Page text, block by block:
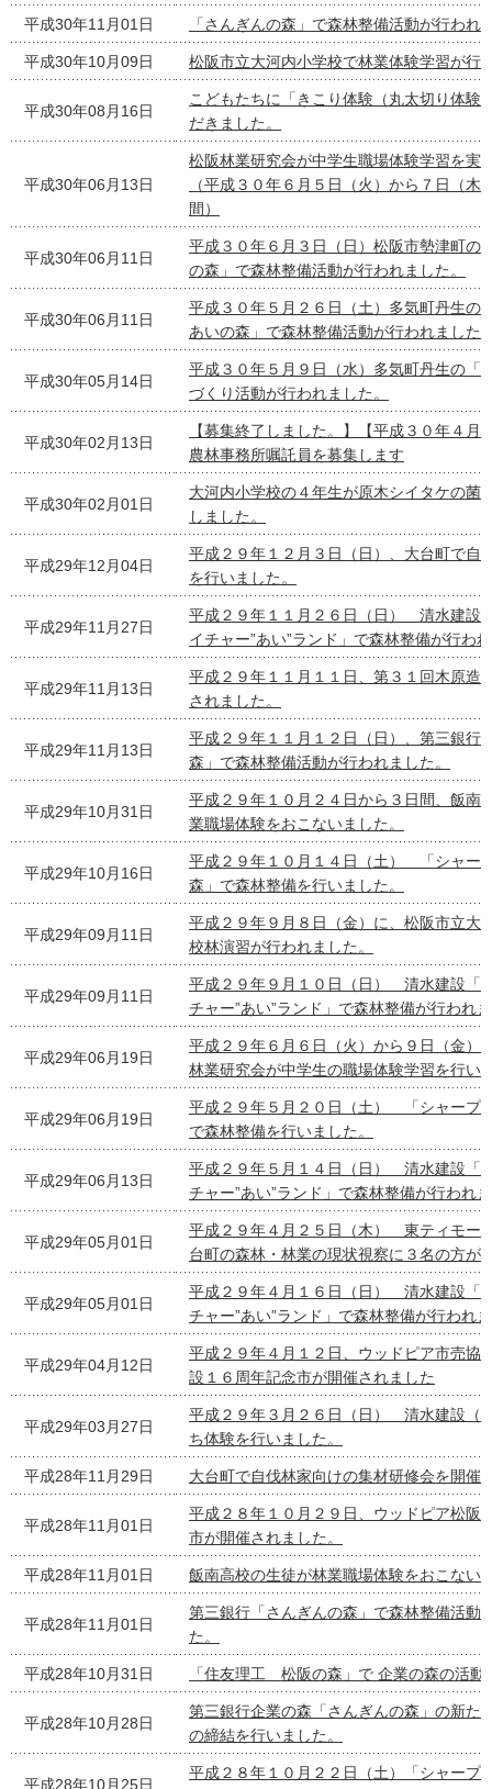
平成30年11月01日 「さんぎんの森」で森林整備活動が行われ
平成30年10月09日 松阪市立大河内小学校で林業体験学習が行
平成30年08月16日
こどもたちに「きこり体験（丸太切り体験
だきました。
平成30年06月13日
松阪林業研究会が中学生職場体験学習を実
（平成３０年６月５日（火）から７日（木
間）
平成30年06月11日
平成３０年６月３日（日）松阪市勢津町の
の森」で森林整備活動が行われました。
平成30年06月11日
平成３０年５月２６日（土）多気町丹生の
あいの森」で森林整備活動が行われました
平成30年05月14日
平成３０年５月９日（水）多気町丹生の「
づくり活動が行われました。
平成30年02月13日
【募集終了しました。】【平成３０年４月
農林事務所嘱託員を募集します
平成30年02月01日
大河内小学校の４年生が原木シイタケの菌
しました。
平成29年12月04日
平成２９年１２月３日（日）、大台町で自
を行いました。
平成29年11月27日
平成２９年１１月２６日（日） 清水建設
イチャー”あい”ランド」で森林整備が行わ
平成29年11月13日
平成２９年１１月１１日、第３１回木原造
されました。
平成29年11月13日
平成２９年１１月１２日（日）、第三銀行
森」で森林整備活動が行われました。
平成29年10月31日
平成２９年１０月２４日から３日間、飯南
業職場体験をおこないました。
平成29年10月16日
平成２９年１０月１４日（土） 「シャー
森」で森林整備を行いました。
平成29年09月11日
平成２９年９月８日（金）に、松阪市立大
校林演習が行われました。
平成29年09月11日
平成２９年９月１０日（日） 清水建設「
チャー”あい”ランド」で森林整備が行われ
平成29年06月19日
平成２９年６月６日（火）から９日（金）
林業研究会が中学生の職場体験学習を行い
平成29年06月19日
平成２９年５月２０日（土） 「シャープ
で森林整備を行いました。
平成29年06月13日
平成２９年５月１４日（日） 清水建設「
チャー”あい”ランド」で森林整備が行われ
平成29年05月01日
平成２９年４月２５日（木） 東ティモー
台町の森林・林業の現状視察に３名の方が
平成29年05月01日
平成２９年４月１６日（日） 清水建設「
チャー”あい”ランド」で森林整備が行われ
平成29年04月12日
平成２９年４月１２日、ウッドピア市売協
設１６周年記念市が開催されました
平成29年03月27日
平成２９年３月２６日（日） 清水建設（
ち体験を行いました。
平成28年11月29日 大台町で自伐林家向けの集材研修会を開催
平成28年11月01日
平成２８年１０月２９日、ウッドピア松阪
市が開催されました。
平成28年11月01日 飯南高校の生徒が林業職場体験をおこない
平成28年11月01日
第三銀行「さんぎんの森」で森林整備活動
た。
平成28年10月31日 「住友理工 松阪の森」で 企業の森の活動
平成28年10月28日
第三銀行企業の森「さんぎんの森」の新た
の締結を行いました。
平成28年10月25日
平成２８年１０月２２日（土）「シャープ